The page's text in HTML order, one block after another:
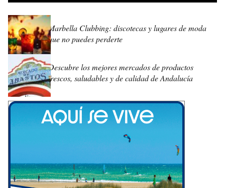
Marbella Clubbing: discotecas y lugares de moda
que no puedes perderte
Descubre los mejores mercados de productos
frescos, saludables y de calidad de Andalucía